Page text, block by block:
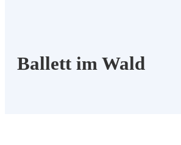
Ballett im Wald